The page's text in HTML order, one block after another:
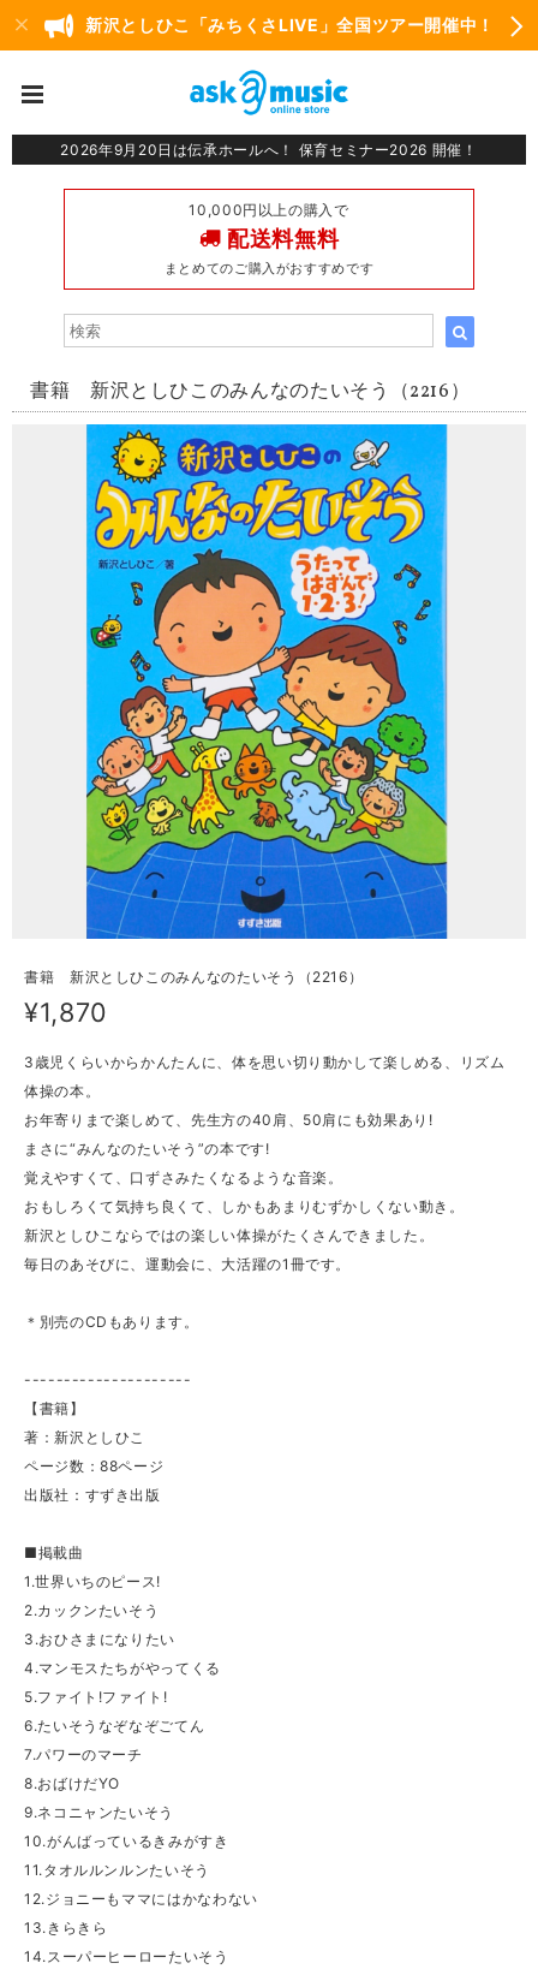
新沢としひこ「みちくさLIVE」全国ツアー開催中！
2026年9月20日は伝承ホールへ！ 保育セミナー2026 開催！
10,000円以上の購入で
配送料無料
まとめてのご購入がおすすめです
書籍 新沢としひこのみんなのたいそう（2216）
書籍 新沢としひこのみんなのたいそう（2216）
¥1,870
3歳児くらいからかんたんに、体を思い切り動かして楽しめる、リズム
体操の本。
お年寄りまで楽しめて、先生方の40肩、50肩にも効果あり!
まさに“みんなのたいそう”の本です!
覚えやすくて、口ずさみたくなるような音楽。
おもしろくて気持ち良くて、しかもあまりむずかしくない動き。
新沢としひこならではの楽しい体操がたくさんできました。
毎日のあそびに、運動会に、大活躍の1冊です。
＊別売のCDもあります。
---------------------
【書籍】
著：新沢としひこ
ページ数：88ページ
出版社：すずき出版
■掲載曲
1.世界いちのピース!
2.カックンたいそう
3.おひさまになりたい
4.マンモスたちがやってくる
5.ファイト!ファイト!
6.たいそうなぞなぞごてん
7.パワーのマーチ
8.おばけだYO
9.ネコニャンたいそう
10.がんばっているきみがすき
11.タオルルンルンたいそう
12.ジョニーもママにはかなわない
13.きらきら
14.スーパーヒーローたいそう